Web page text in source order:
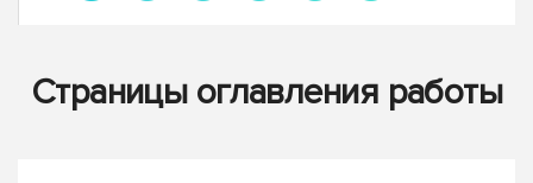
Страницы оглавления работы